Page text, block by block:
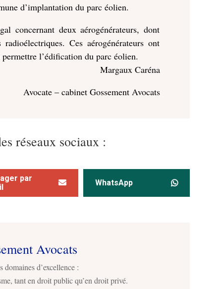
d’implantation du parc éolien.
concernant deux aérogénérateurs, dont
Ces aérogénérateurs ont
l’édification du parc éolien.
Margaux Caréna
Avocate – cabinet Gossement Avocats
réseaux sociaux :
par
WhatsApp
Avocats
domaines d’excellence :
tant en droit public qu’en droit privé.